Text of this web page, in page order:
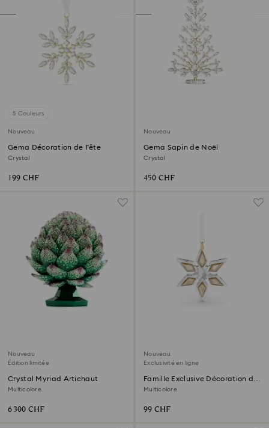
5 Couleurs
Nouveau
Gema Décoration de Fête
Crystal
199 CHF
Nouveau
Gema Sapin de Noël
Crystal
450 CHF
Nouveau
Édition limitée
Crystal Myriad Artichaut
Multicolore
6 300 CHF
Nouveau
Exclusivité en ligne
Famille Exclusive Décoration de
Fête
Multicolore
99 CHF